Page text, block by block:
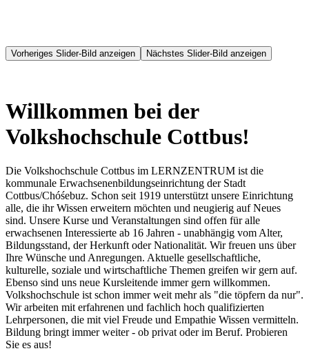
Vorheriges Slider-Bild anzeigen Nächstes Slider-Bild anzeigen
Willkommen bei der
Volkshochschule Cottbus!
Die Volkshochschule Cottbus im LERNZENTRUM ist die
kommunale Erwachsenenbildungseinrichtung der Stadt
Cottbus/Chóśebuz. Schon seit 1919 unterstützt unsere Einrichtung
alle, die ihr Wissen erweitern möchten und neugierig auf Neues
sind. Unsere Kurse und Veranstaltungen sind offen für alle
erwachsenen Interessierte ab 16 Jahren - unabhängig vom Alter,
Bildungsstand, der Herkunft oder Nationalität. Wir freuen uns über
Ihre Wünsche und Anregungen. Aktuelle gesellschaftliche,
kulturelle, soziale und wirtschaftliche Themen greifen wir gern auf.
Ebenso sind uns neue Kursleitende immer gern willkommen.
Volkshochschule ist schon immer weit mehr als "die töpfern da nur".
Wir arbeiten mit erfahrenen und fachlich hoch qualifizierten
Lehrpersonen, die mit viel Freude und Empathie Wissen vermitteln.
Bildung bringt immer weiter - ob privat oder im Beruf. Probieren
Sie es aus!